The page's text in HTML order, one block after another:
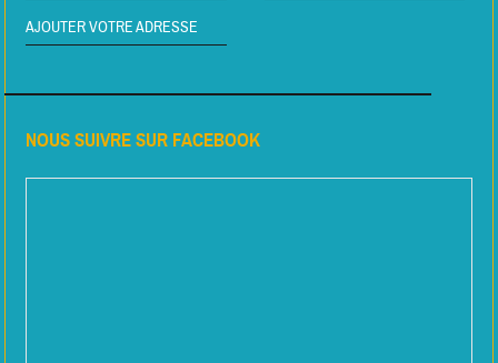
AJOUTER VOTRE ADRESSE
NOUS SUIVRE SUR FACEBOOK